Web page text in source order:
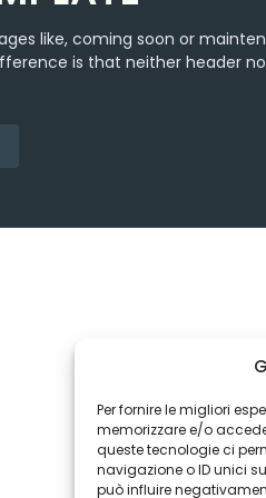
Per fornire le migliori
memorizzare e/o
queste tecnologie ci
navigazione o ID unici
può influire
like, coming soon or
is that neither header